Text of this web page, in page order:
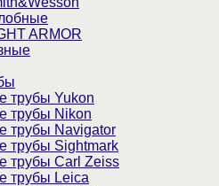
ARMOR
трубы Yukon
трубы Nikon
трубы Navigator
трубы Sightmark
трубы Carl Zeiss
трубы Leica